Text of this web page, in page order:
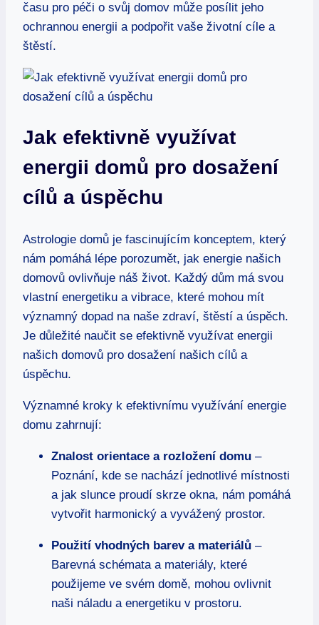
času pro péči⁣ o svůj domov⁤ může posílit​ jeho
ochrannou energii ‌a podpořit vaše​ životní cíle a
štěstí.
Jak efektivně využívat
energii domů ⁤pro ‌dosažení‌
cílů a úspěchu
Astrologie domů ‌je fascinujícím konceptem, který
nám pomáhá ⁣lépe porozumět, jak energie našich
domovů ovlivňuje náš ⁢život. Každý dům má‌ svou
vlastní⁣ energetiku a vibrace, které mohou mít
významný dopad na naše‌ zdraví, ‍štěstí ⁤a úspěch.
Je důležité naučit se efektivně ⁢využívat⁣ energii
našich domovů pro ⁤dosažení ⁢našich cílů a
úspěchu.
Významné ⁢kroky k efektivnímu ⁣využívání energie
domu‍ zahrnují:
Znalost orientace a rozložení domu –
Poznání, kde se nachází jednotlivé místnosti
a jak slunce proudí skrze okna, nám⁤ pomáhá
vytvořit harmonický ‍a vyvážený prostor.
Použití vhodných barev a‍ materiálů –
Barevná schémata​ a ‌materiály, které
použijeme ve svém domě, mohou⁤ ovlivnit
naši náladu a energetiku v prostoru.